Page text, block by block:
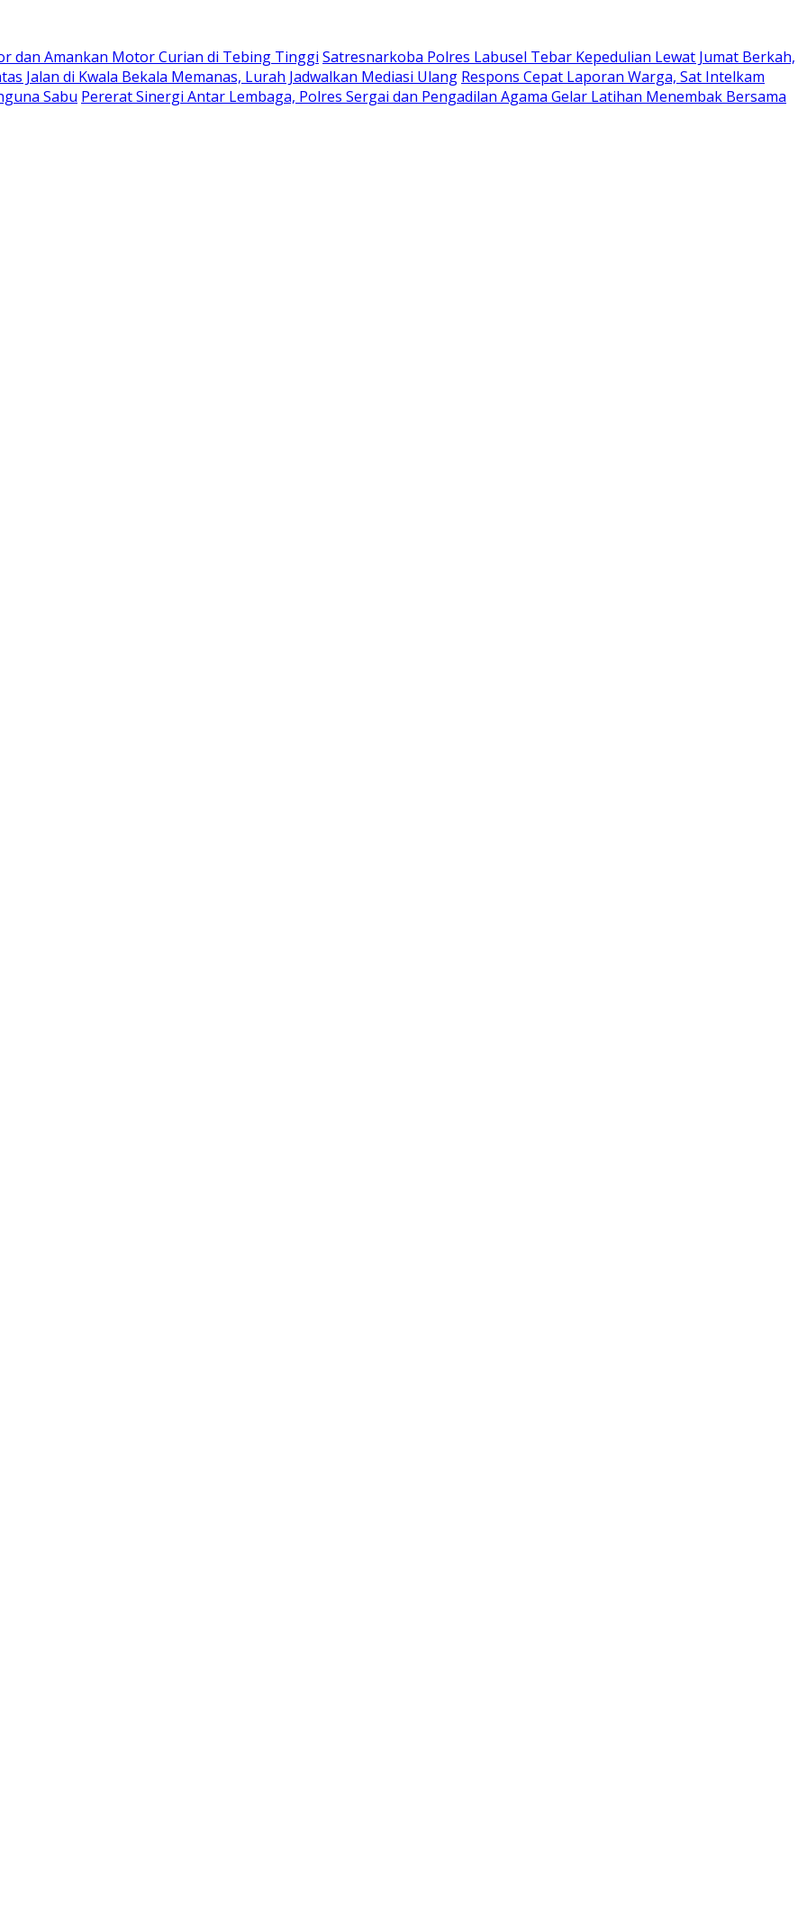
dan Amankan Motor Curian di Tebing Tinggi Satresnarkoba Polres Labusel Tebar Kepedulian Lewat Jumat Berkah,
Jalan di Kwala Bekala Memanas, Lurah Jadwalkan Mediasi Ulang Respons Cepat Laporan Warga, Sat Intelkam
Sabu Pererat Sinergi Antar Lembaga, Polres Sergai dan Pengadilan Agama Gelar Latihan Menembak Bersama